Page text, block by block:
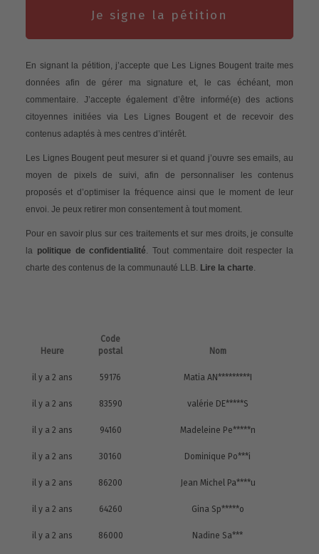
Je signe la pétition
En signant la pétition, j’accepte que Les Lignes Bougent traite mes
données afin de gérer ma signature et, le cas échéant, mon
commentaire. J’accepte également d’être informé(e) des actions
citoyennes initiées via Les Lignes Bougent et de recevoir des
contenus adaptés à mes centres d’intérêt.
Les Lignes Bougent peut mesurer si et quand j’ouvre ses emails, au
moyen de pixels de suivi, afin de personnaliser les contenus
proposés et d’optimiser la fréquence ainsi que le moment de leur
envoi. Je peux retirer mon consentement à tout moment.
Pour en savoir plus sur ces traitements et sur mes droits, je consulte
la politique de confidentialité. Tout commentaire doit respecter la
charte des contenus de la communauté LLB. Lire la charte.
Heure
Code
postal
Nom
il y a 2 ans 59176 Matia AN*********I
il y a 2 ans 83590 valérie DE*****S
il y a 2 ans 94160 Madeleine Pe*****n
il y a 2 ans 30160 Dominique Po***i
il y a 2 ans 86200 Jean Michel Pa****u
il y a 2 ans 64260 Gina Sp*****o
il y a 2 ans 86000 Nadine Sa***